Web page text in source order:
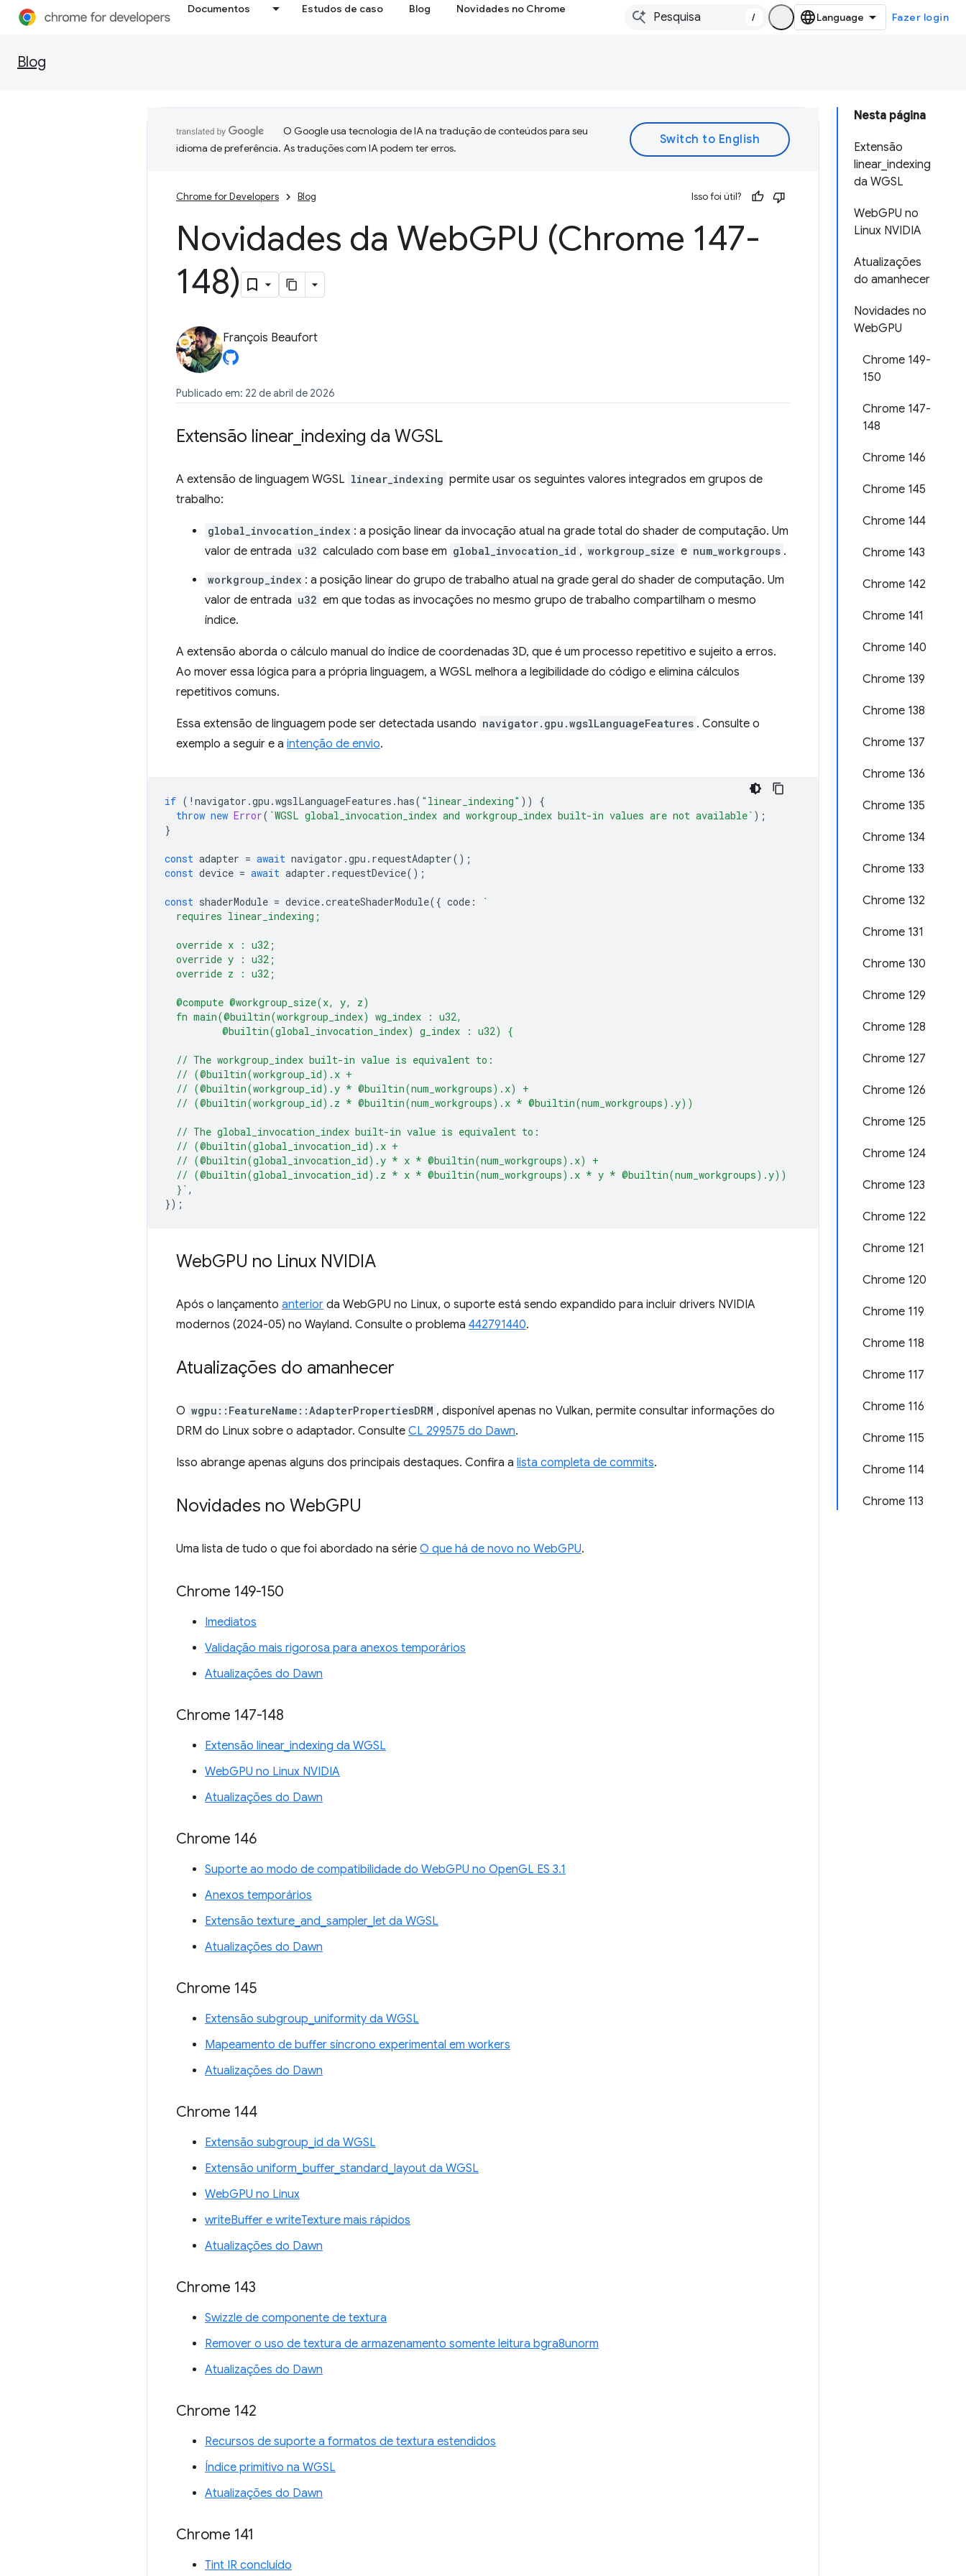
Documentos Estudos de caso Blog Novidades no Chrome
/ Fazer login
Blog
Nesta página
Extensão
linear_indexing
da WGSL
WebGPU no
Linux NVIDIA
Atualizações
do amanhecer
Novidades no
WebGPU
Chrome 149-
150
Chrome 147-
148
Chrome 146
Chrome 145
Chrome 144
Chrome 143
Chrome 142
Chrome 141
Chrome 140
Chrome 139
Chrome 138
Chrome 137
Chrome 136
Chrome 135
Chrome 134
Chrome 133
Chrome 132
Chrome 131
Chrome 130
Chrome 129
Chrome 128
Chrome 127
Chrome 126
Chrome 125
Chrome 124
Chrome 123
Chrome 122
Chrome 121
Chrome 120
Chrome 119
Chrome 118
Chrome 117
Chrome 116
Chrome 115
Chrome 114
Chrome 113
O Google usa tecnologia de IA na tradução de conteúdos para seu
idioma de preferência. As traduções com IA podem ter erros.
Chrome for Developers Blog Isso foi útil?
Novidades da WebGPU (Chrome 147-
148)
François Beaufort
Publicado em: 22 de abril de 2026
Extensão linear indexing da WGSL
A extensão de linguagem WGSL linear_indexing permite usar os seguintes valores integrados em grupos de
trabalho:
global_invocation_index : a posição linear da invocação atual na grade total do shader de computação. Um
valor de entrada u32 calculado com base em global_invocation_id , workgroup_size e num_workgroups .
workgroup_index : a posição linear do grupo de trabalho atual na grade geral do shader de computação. Um
valor de entrada u32 em que todas as invocações no mesmo grupo de trabalho compartilham o mesmo
índice.
A extensão aborda o cálculo manual do índice de coordenadas 3D, que é um processo repetitivo e sujeito a erros.
Ao mover essa lógica para a própria linguagem, a WGSL melhora a legibilidade do código e elimina cálculos
repetitivos comuns.
Essa extensão de linguagem pode ser detectada usando navigator.gpu.wgslLanguageFeatures . Consulte o
exemplo a seguir e a intenção de envio.
if ( ! navigator .gpu .wgslLanguageFeatures .has( "linear_indexing" ))
{
throw new Error( `WGSL global_invocation_index and workgroup_index built-in values are not available` );
}
const adapter = await navigator .gpu . requestAdapter();
const device = await adapter . requestDevice();
const shaderModule = device.createShaderModule({ code :
`
  requires linear_indexing;
  override x : u32;
  override y : u32;
  override z : u32;
  @compute @workgroup_size(x, y, z)
  fn main(@builtin(workgroup_index) wg_index : u32,
          @builtin(global_invocation_index) g_index : u32) {
  // The workgroup_index built-in value is equivalent to:
  // (@builtin(workgroup_id).x +
  // (@builtin(workgroup_id).y * @builtin(num_workgroups).x) +
  // (@builtin(workgroup_id).z * @builtin(num_workgroups).x * @builtin(num_workgroups).y))
  // The global_invocation_index built-in value is equivalent to:
  // (@builtin(global_invocation_id).x +
  // (@builtin(global_invocation_id).y * x * @builtin(num_workgroups).x) +
  // (@builtin(global_invocation_id).z * x * @builtin(num_workgroups).x * y * @builtin(num_workgroups).y))
  }`
,
});
WebGPU no Linux NVIDIA
Após o lançamento anterior da WebGPU no Linux, o suporte está sendo expandido para incluir drivers NVIDIA
modernos (2024-05) no Wayland. Consulte o problema 442791440.
Atualizações do amanhecer
O wgpu::FeatureName::AdapterPropertiesDRM , disponível apenas no Vulkan, permite consultar informações do
DRM do Linux sobre o adaptador. Consulte CL 299575 do Dawn.
Isso abrange apenas alguns dos principais destaques. Confira a lista completa de commits.
Novidades no WebGPU
Uma lista de tudo o que foi abordado na série O que há de novo no WebGPU.
Chrome 149-150
Imediatos
Validação mais rigorosa para anexos temporários
Atualizações do Dawn
Chrome 147-148
Extensão linear_indexing da WGSL
WebGPU no Linux NVIDIA
Atualizações do Dawn
Chrome 146
Suporte ao modo de compatibilidade do WebGPU no OpenGL ES 3.1
Anexos temporários
Extensão texture_and_sampler_let da WGSL
Atualizações do Dawn
Chrome 145
Extensão subgroup_uniformity da WGSL
Mapeamento de buffer síncrono experimental em workers
Atualizações do Dawn
Chrome 144
Extensão subgroup_id da WGSL
Extensão uniform_buffer_standard_layout da WGSL
WebGPU no Linux
writeBuffer e writeTexture mais rápidos
Atualizações do Dawn
Chrome 143
Swizzle de componente de textura
Remover o uso de textura de armazenamento somente leitura bgra8unorm
Atualizações do Dawn
Chrome 142
Recursos de suporte a formatos de textura estendidos
Índice primitivo na WGSL
Atualizações do Dawn
Chrome 141
Tint IR concluído